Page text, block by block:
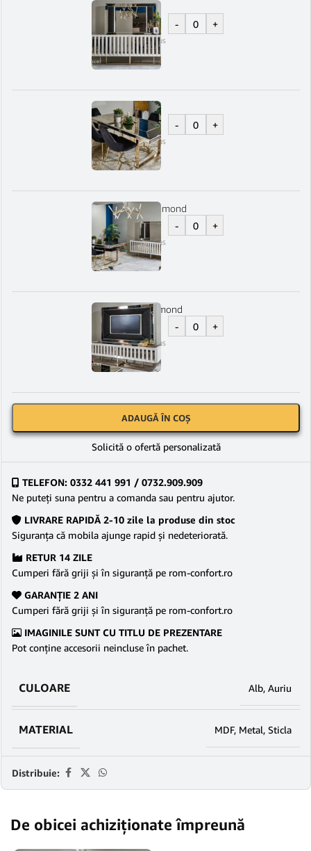
Bufet Diamond
-
+
6.799leiTVA Inclus
Masa Diamond
-
+
3.649leiTVA Inclus
Set 6 scaune Diamond
-
+
3.520leiTVA Inclus
Comoda TV Diamond
-
+
5.399leiTVA Inclus
ADAUGĂ ÎN COȘ
Solicită o ofertă personalizată
TELEFON: 0332 441 991 / 0732.909.909
Ne puteţi suna pentru a comanda sau pentru ajutor.
LIVRARE RAPIDĂ 2-10 zile la produse din stoc
Siguranţa că mobila ajunge rapid şi nedeteriorată.
RETUR 14 ZILE
Cumperi fără griji şi în siguranţă pe rom-confort.ro
GARANŢIE 2 ANI
Cumperi fără griji şi în siguranţă pe rom-confort.ro
IMAGINILE SUNT CU TITLU DE PREZENTARE
Pot conține accesorii neincluse în pachet.
CULOARE Alb, Auriu
MATERIAL MDF, Metal, Sticla
Distribuie:
De obicei achiziționate împreună